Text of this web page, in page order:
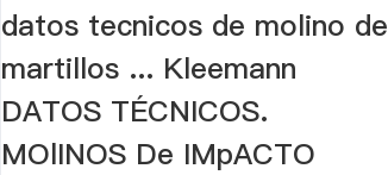
datos tecnicos de molino de
martillos ... Kleemann
DATOS TÉCNICOS.
MOlINOS De IMpACTO